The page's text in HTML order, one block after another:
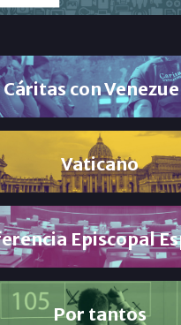
Cáritas con
Vaticano
Episcopal
Por tantos